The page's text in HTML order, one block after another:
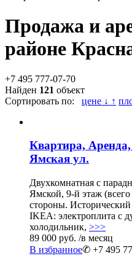
Продажа и
районе
+7 495 777-07-70
Найден 121 объект
Сортировать по: цене ↓ ↑
Квартира,
Ямская ул.
Двухкомнатная с
Ямской, 9-й этаж
стороны.
IKEA: электроплита с
холодильник, >>>
89 000 руб. /в месяц
В избранное✆ +7 495